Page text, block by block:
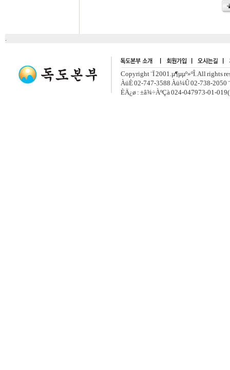
.
Copyright ¨Ï 2001.µ¶µµº»ºÎ. All rights
ÀüÈ­ 02-747-3588 Àü¼Û 02-738-2050
ÈÄ¿ø : ±â¾÷ÀºÇà 024-047973-01-